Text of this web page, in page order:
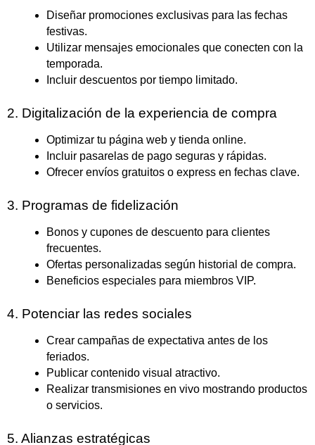
Diseñar promociones exclusivas para las fechas
festivas.
Utilizar mensajes emocionales que conecten con la
temporada.
Incluir descuentos por tiempo limitado.
2. Digitalización de la experiencia de compra
Optimizar tu página web y tienda online.
Incluir pasarelas de pago seguras y rápidas.
Ofrecer envíos gratuitos o express en fechas clave.
3. Programas de fidelización
Bonos y cupones de descuento para clientes
frecuentes.
Ofertas personalizadas según historial de compra.
Beneficios especiales para miembros VIP.
4. Potenciar las redes sociales
Crear campañas de expectativa antes de los
feriados.
Publicar contenido visual atractivo.
Realizar transmisiones en vivo mostrando productos
o servicios.
5. Alianzas estratégicas